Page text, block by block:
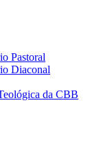
Pastoral
Diaconal
da CBB